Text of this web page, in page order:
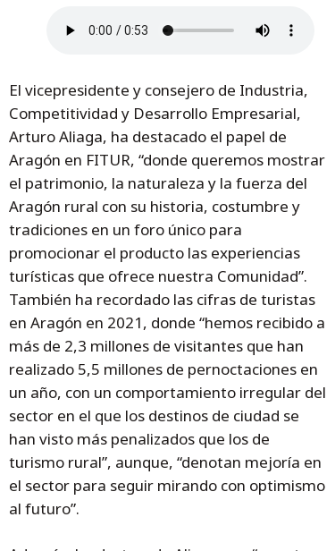
El vicepresidente y consejero de Industria,
Competitividad y Desarrollo Empresarial,
Arturo Aliaga, ha destacado el papel de
Aragón en FITUR, “donde queremos mostrar
el patrimonio, la naturaleza y la fuerza del
Aragón rural con su historia, costumbre y
tradiciones en un foro único para
promocionar el producto las experiencias
turísticas que ofrece nuestra Comunidad”.
También ha recordado las cifras de turistas
en Aragón en 2021, donde “hemos recibido a
más de 2,3 millones de visitantes que han
realizado 5,5 millones de pernoctaciones en
un año, con un comportamiento irregular del
sector en el que los destinos de ciudad se
han visto más penalizados que los de
turismo rural”, aunque, “denotan mejoría en
el sector para seguir mirando con optimismo
al futuro”.